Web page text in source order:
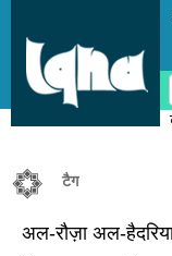
टैग
अल-रौज़ा अल-